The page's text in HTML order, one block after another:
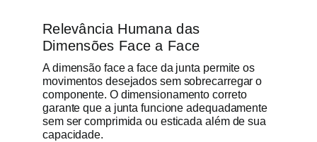
Relevância Humana das
Dimensões Face a Face
A dimensão face a face da junta permite os
movimentos desejados sem sobrecarregar o
componente. O dimensionamento correto
garante que a junta funcione adequadamente
sem ser comprimida ou esticada além de sua
capacidade.